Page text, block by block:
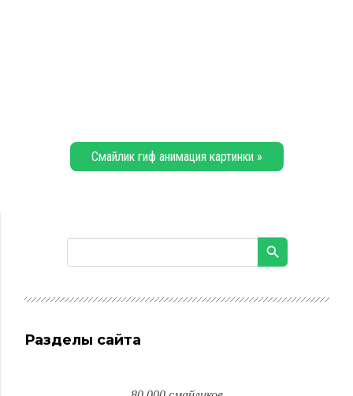
Смайлик гиф анимация картинки »
Разделы сайта